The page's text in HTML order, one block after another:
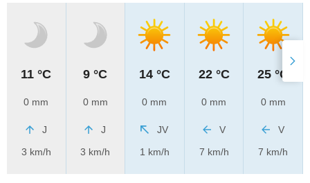
11 °C
0 mm
J
3 km/h
9 °C
0 mm
J
3 km/h
14 °C
0 mm
JV
1 km/h
22 °C
0 mm
V
7 km/h
25 °C
0 mm
V
7 km/h